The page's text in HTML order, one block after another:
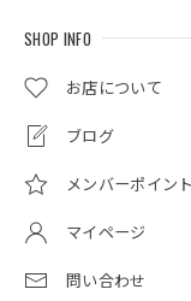
SHOP INFO
お店について
ブログ
メンバーポイ
マイページ
問い合わせ